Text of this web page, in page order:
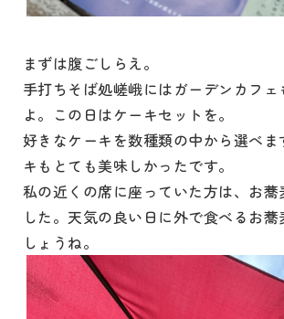
まずは腹ごしらえ。
手打ちそば処嵯峨にはガーデンカフェ
よ。この日はケーキセットを。
好きなケーキを数種類の中から選べま
キもとても美味しかったです。
私の近くの席に座っていた方は、お蕎
した。天気の良い日に外で食べるお
しょうね。